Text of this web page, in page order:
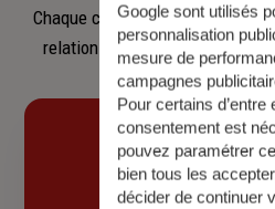
Chaque collaborateur met son
relation fondée sur l’écoute, la
Google sont utilisés
personnalisation
mesure de
campagnes
Pour certains d’entre
consentement est
pouvez paramétrer
bien tous les
décider de continuer